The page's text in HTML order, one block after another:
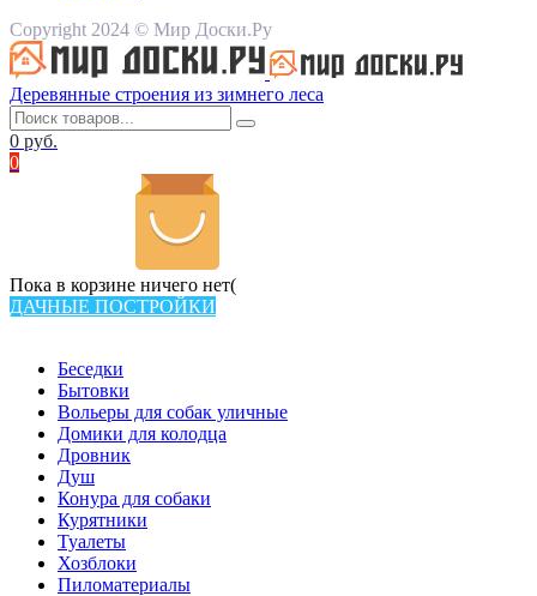
Copyright 2024 © Мир Доски.Ру
Деревянные строения из зимнего леса
0 руб.
0
Пока в корзине ничего нет(
ДАЧНЫЕ ПОСТРОЙКИ
Беседки
Бытовки
Вольеры для собак уличные
Домики для колодца
Дровник
Душ
Конура для собаки
Курятники
Туалеты
Хозблоки
Пиломатериалы